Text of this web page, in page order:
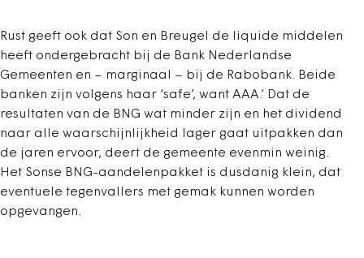
Rust geeft ook dat Son en Breugel de liquide middelen
heeft ondergebracht bij de Bank Nederlandse
Gemeenten en – marginaal – bij de Rabobank. Beide
banken zijn volgens haar ‘safe’, want AAA.’ Dat de
resultaten van de BNG wat minder zijn en het dividend
naar alle waarschijnlijkheid lager gaat uitpakken dan
de jaren ervoor, deert de gemeente evenmin weinig.
Het Sonse BNG-aandelenpakket is dusdanig klein, dat
eventuele tegenvallers met gemak kunnen worden
opgevangen.